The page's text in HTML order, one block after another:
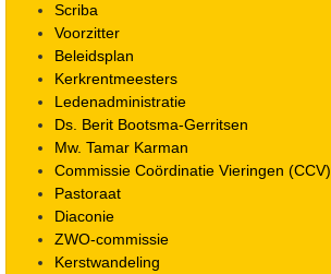
Scriba
Voorzitter
Beleidsplan
Kerkrentmeesters
Ledenadministratie
Ds. Berit Bootsma-Gerritsen
Mw. Tamar Karman
Commissie Coördinatie Vieringen (CCV)
Pastoraat
Diaconie
ZWO-commissie
Kerstwandeling